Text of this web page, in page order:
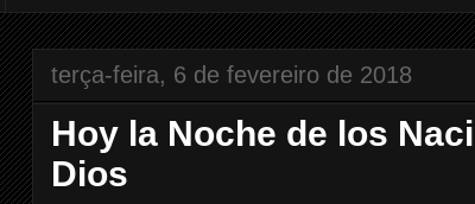
terça-feira, 6 de fevereiro de 2018
Hoy la Noche de los
Dios